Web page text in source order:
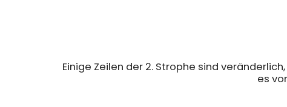
Einige Zeilen der 2. Strophe sind
es